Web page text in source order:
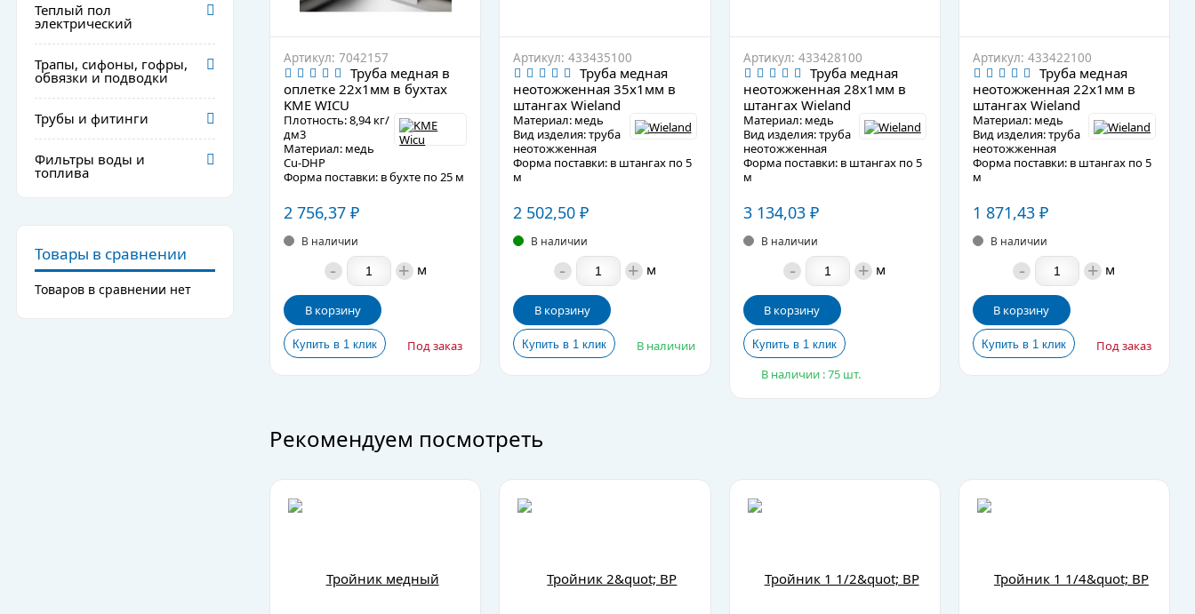
Теплый пол
электрический
Трапы, сифоны, гофры,
обвязки и подводки
Трубы и фитинги
Фильтры воды и
топлива
Товары в сравнении
Товаров в сравнении нет
Артикул: 7042157
Труба медная в
оплетке 22х1мм в бухтах
KME WICU
Плотность: 8,94 кг/
дм3
Материал: медь
Cu-DHP
Форма поставки: в бухте по 25 м
+210°C
Теплопроводность трубы: 305-
339 Вт/м°C
Подробное описание
2 756,37 ₽
В наличии
- + м
В корзину
Под заказ
Артикул: 433435100
Труба медная
неотожженная 35х1мм в
штангах Wieland
Материал: медь
Вид изделия: труба
неотожженная
Форма поставки: в штангах по 5
м
+210°C
Теплопроводность трубы: 360
Вт/м°C
Подробное описание
2 502,50₽
В наличии
- + м
В корзину
В наличии
Артикул: 433428100
Труба медная
неотожженная 28х1мм в
штангах Wieland
Материал: медь
Вид изделия: труба
неотожженная
Форма поставки: в штангах по 5
м
+210°C
Теплопроводность трубы: 360
Вт/м°C
Подробное описание
3 134,03 ₽
В наличии
- + м
В корзину
В наличии : 75 шт.
Артикул: 433422100
Труба медная
неотожженная 22х1мм в
штангах Wieland
Материал: медь
Вид изделия: труба
неотожженная
Форма поставки: в штангах по 5
м
+210°C
Теплопроводность трубы: 360
Вт/м°C
Подробное описание
1 871,43 ₽
В наличии
- + м
В корзину
Под заказ
Рекомендуем посмотреть